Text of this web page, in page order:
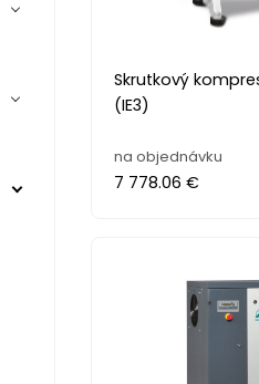
Skrutkový
(IE3)
na objednávku
7 778.06 €